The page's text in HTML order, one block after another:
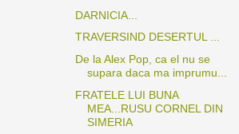
DARNICIA...
TRAVERSIND DESERTUL ...
De la Alex Pop, ca el nu se
supara daca ma imprumu...
FRATELE LUI BUNA
MEA...RUSU CORNEL DIN
SIMERIA